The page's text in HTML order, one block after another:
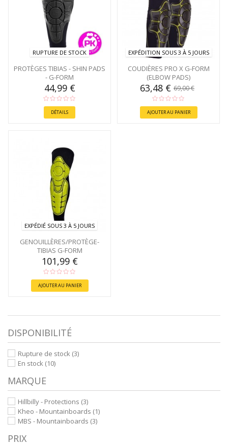
RUPTURE DE STOCK
PROTÈGES TIBIAS - SHIN PADS
- G-FORM
44,99 €
DÉTAILS
EXPÉDITION SOUS 3 À 5 JOURS
COUDIÈRES PRO X G-FORM
(ELBOW PADS)
63,48 € 69,00 €
AJOUTER AU PANIER
EXPÉDIÉ SOUS 3 À 5 JOURS
GENOUILLÈRES/PROTÈGE-
TIBIAS G-FORM
101,99 €
AJOUTER AU PANIER
DISPONIBILITÉ
Rupture de stock (3)
En stock (10)
MARQUE
Hillbilly - Protections (3)
Kheo - Mountainboards (1)
MBS - Mountainboards (3)
PRIX